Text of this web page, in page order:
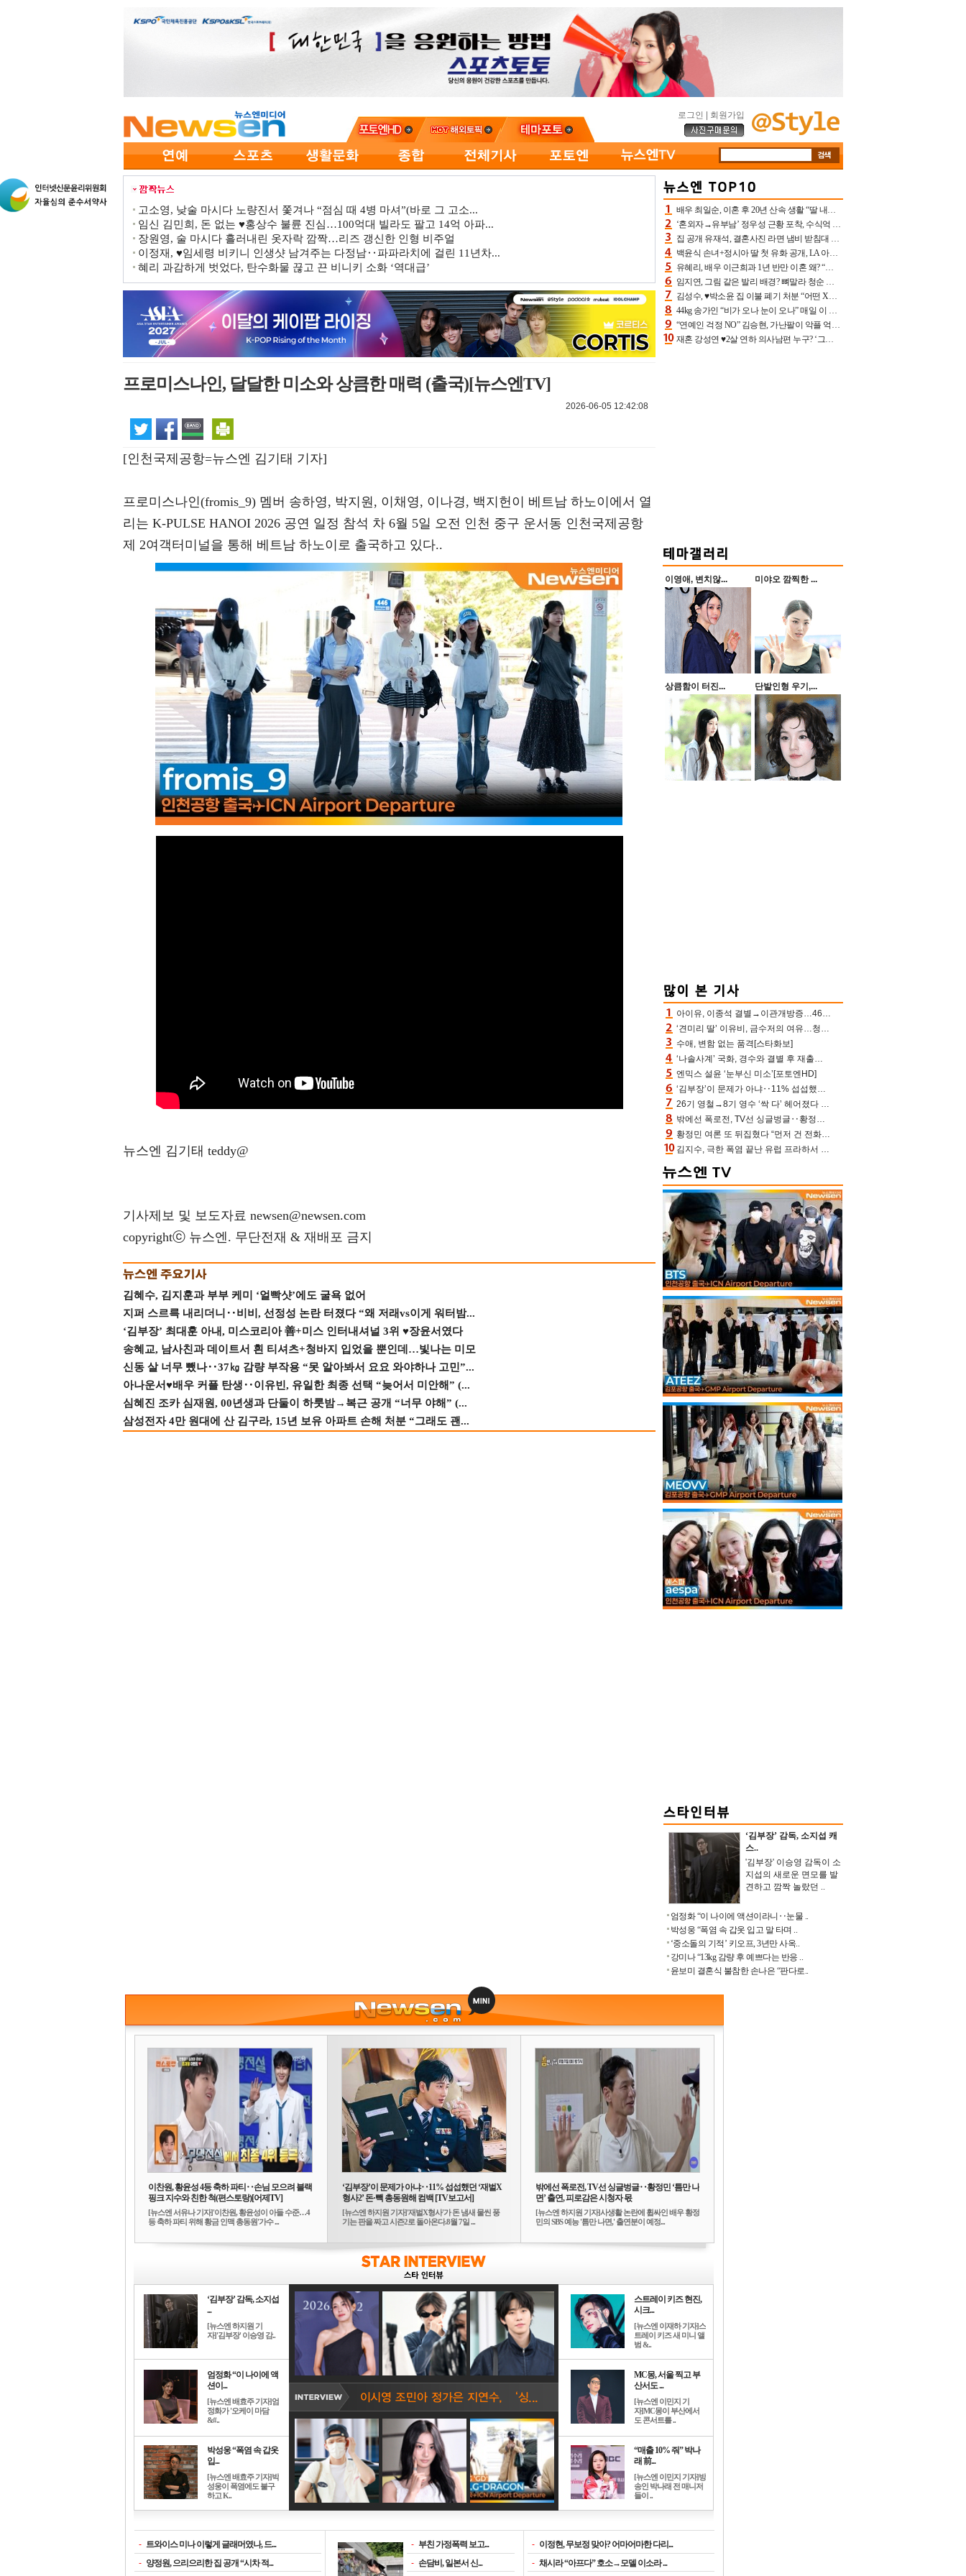
로그인 회원가입
고소영, 낮술 마시다 노량진서 쫓겨나 “점심 때 4병 마셔”(바로 그 고소...
임신 김민희, 돈 없는 ♥홍상수 불륜 진심…100억대 빌라도 팔고 14억 아파...
장원영, 술 마시다 흘러내린 옷자락 깜짝…리즈 갱신한 인형 비주얼
이정재, ♥임세령 비키니 인생샷 남겨주는 다정남‥파파라치에 걸린 11년차...
혜리 과감하게 벗었다, 탄수화물 끊고 끈 비니키 소화 ‘역대급’
프로미스나인, 달달한 미소와 상큼한 매력 (출국)[뉴스엔TV]
2026-06-05 12:42:08
[인천국제공항=뉴스엔 김기태 기자]
프로미스나인(fromis_9) 멤버 송하영, 박지원, 이채영, 이나경, 백지헌이 베트남 하노이에서 열
리는 K-PULSE HANOI 2026 공연 일정 참석 차 6월 5일 오전 인천 중구 운서동 인천국제공항
제 2여객터미널을 통해 베트남 하노이로 출국하고 있다..
뉴스엔 김기태 teddy@
기사제보 및 보도자료 newsen@newsen.com
copyrightⓒ 뉴스엔. 무단전재 & 재배포 금지
김혜수, 김지훈과 부부 케미 ‘얼빡샷’에도 굴욕 없어
지퍼 스르륵 내리더니‥비비, 선정성 논란 터졌다 “왜 저래vs이게 워터밤...
‘김부장’ 최대훈 아내, 미스코리아 善+미스 인터내셔널 3위 ♥장윤서였다
송혜교, 남사친과 데이트서 흰 티셔츠+청바지 입었을 뿐인데…빛나는 미모
신동 살 너무 뺐나‥37㎏ 감량 부작용 “못 알아봐서 요요 와야하나 고민”...
아나운서♥배우 커플 탄생‥이유빈, 유일한 최종 선택 “늦어서 미안해” (...
심혜진 조카 심재원, 00년생과 단둘이 하룻밤→복근 공개 “너무 야해” (...
삼성전자 4만 원대에 산 김구라, 15년 보유 아파트 손해 처분 “그래도 괜...
배우 최일순, 이혼 후 20년 산속 생활 “딸 내가 버렸다고 원망‥맘 아파”(특종)[어제TV]
‘혼외자→유부남’ 정우성 근황 포착, 수식억 해킹 피해 후배 만났다 “존경하는”
집 공개 유재석, 결혼사진 라면 냄비 받침대 되고 분노‥가족사진도 피해(놀뭐)[어제TV]
백윤식 손녀+정시아 딸 첫 유화 공개, LA 아트쇼→서울국제조각페스타 작가다운 수준급 실력
유혜리, 배우 이근희과 1년 반만 이혼 왜? “식칼 꽂고 의자 던져” 충격 폭로(특종)[어제TV]
임지연, 그림 같은 발리 배경? 뼈말라 청순 비키니 핏에 상대 안 되네
김성수, ♥박소윤 집 이불 폐기 처분 “어떤 X이랑 썼을지 몰라” 질투(신랑수업2)[어제TV]
44kg 송가인 “비가 오나 눈이 오나” 매일 이 운동, 허벅지 근육량 상승+체지방 감소
“연예인 걱정 NO” 김승현, 가난팔이 악플 억울할만‥아내+딸과 日 여행
재혼 강성연 ♥2살 연하 의사남편 누구? ‘그알’ 자문의에 훈남 비주얼 초엘리트 스펙 [종합]
이영애, 변치않... 미야오 깜찍한 ...
상큼함이 터진... 단발인형 우기,...
아이유, 이종석 결별→이관개방증…46장 꽉 채운 유애나 ♥ “열심히 사는 중”
‘견미리 딸’ 이유비, 금수저의 여유…청순 미모에 반전 슬림 라인
수애, 변함 없는 품격[스타화보]
‘나솔사계’ 국화, 경수와 결별 후 재출연…첫인상 3표 몰표
엔믹스 설윤 ‘눈부신 미소’[포토엔HD]
‘김부장’이 문제가 아냐‥11% 섭섭했던 ‘재벌X형사2’ 돈·빽 총동원해 컴백 [TV보고서]
26기 영철→8기 영수 ‘싹 다’ 헤어졌다 ‘나솔사계’ 충격의 현커 0쌍 (촌장TV)
밖에선 폭로전, TV선 싱글벙글‥황정민 ‘틈만 나면’ 출연, 피로감은 시청자 몫
황정민 여론 또 뒤집혔다 “먼저 건 전화 62통, 그만 연락해” vs 女팬 “녹취 다 올려” 진흙탕 싸움
김지수, 극한 폭염 끝난 유럽 프라하서 쾌적한 여름나기 “선풍기만으로 지내”
‘김부장’ 감독, 소지섭 캐
스..
'김부장' 이승영 감독이 소
지섭의 새로운 면모를 발
견하고 깜짝 놀랐던 ..
엄정화 “이 나이에 액션이라니‥눈물 ..
박성웅 “폭염 속 갑옷 입고 말 타며 ..
‘중소돌의 기적’ 키오프, 3년만 사옥..
강미나 “13kg 감량 후 예쁘다는 반응 ..
윤보미 결혼식 불참한 손나은 “판다로..
이찬원, 황윤성 4등 축하 파티‥손님 모으려 블랙
핑크 지수와 친한 척(편스토랑)[어제TV]
[뉴스엔 서유나 기자]'이찬원, 황윤성이 아들 수준…4
등 축하 파티 위해 황금 인맥 총동원'가수 ...
‘김부장’이 문제가 아냐‥11% 섭섭했던 ‘재벌X
형사2’ 돈·빽 총동원해 컴백 [TV보고서]
[뉴스엔 하지원 기자]'재벌X형사'가 돈 냄새 물씬 풍
기는 판을 짜고 시즌2로 돌아온다.8월 7일 ...
밖에선 폭로전, TV선 싱글벙글‥황정민 ‘틈만 나
면’ 출연, 피로감은 시청자 몫
[뉴스엔 하지원 기자]사생활 논란에 휩싸인 배우 황정
민의 SBS 예능 '틈만 나면,' 출연분이 예정...
‘김부장’ 감독, 소지섭
...
[뉴스엔 하지원 기
자]'김부장' 이승영 감..
엄정화 “이 나이에 액
션이...
[뉴스엔 배효주 기자]엄
정화가 '오케이 마담
&#..
박성웅 “폭염 속 갑옷
입...
[뉴스엔 배효주 기자]박
성웅이 폭염에도 불구
하고 K..
스트레이 키즈 현진,
시크...
[뉴스엔 이재하 기자]스
트레이 키즈 새 미니 앨
범 &..
MC몽, 서울 찍고 부
산서도 ...
[뉴스엔 이민지 기
자]MC몽이 부산에서
도 콘서트를 ..
“매출 10% 줘” 박나
래 前...
[뉴스엔 이민지 기자]방
송인 박나래 전 매니저
들이 ..
- 트와이스 미나 이렇게 글래머였나, 드...
- 양정원, 으리으리한 집 공개 “시차 적...
- 부친 가정폭력 보고...
- 손담비, 일본서 신...
- 이정현, 무보정 맞아? 어마어마한 다리...
- 채시라 “아프다” 호소→모델 이소라 ...